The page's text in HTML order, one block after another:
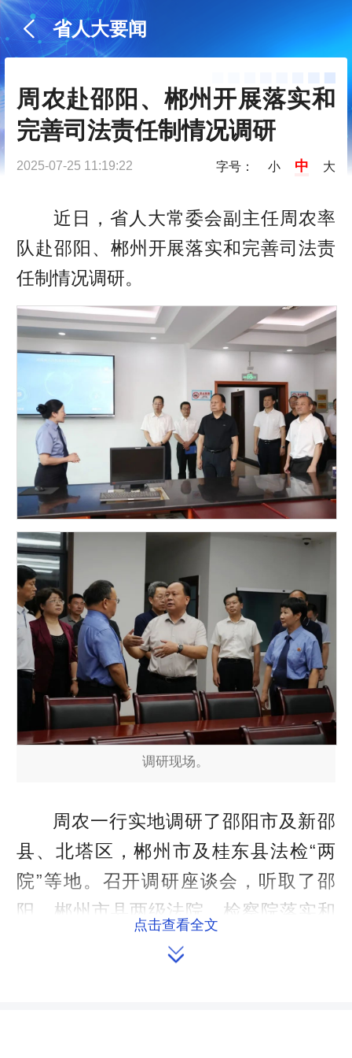
省人大要闻
周农赴邵阳、郴州开展落实和
完善司法责任制情况调研
2025-07-25 11:19:22 字号： 小 中 大
近日，省人大常委会副主任周农率
队赴邵阳、郴州开展落实和完善司法责
任制情况调研。
调研现场。
周农一行实地调研了邵阳市及新邵
县、北塔区，郴州市及桂东县法检“两
院”等地。召开调研座谈会，听取了邵
阳、郴州市县两级法院、检察院落实和
完善司法责任制的情况汇报以及郴州市
公安局、司法局、信访局相关工作情况
点击查看全文
